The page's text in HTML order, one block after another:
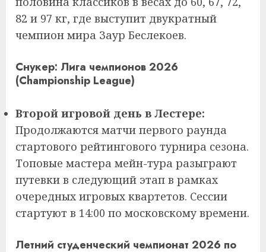
82 и 97 кг, где выступит двукратный
чемпион мира Заур Беслекоев.
Снукер: Лига чемпионов 2026
(Championship League)
Второй игровой день в Лестере:
Продолжаются матчи первого раунда
стартового рейтингового турнира сезона.
Топовые мастера мейн-тура разыграют
путевки в следующий этап в рамках
очередных игровых квартетов. Сессии
стартуют в 14:00 по московскому времени.
Летний студенческий чемпионат 2026 по